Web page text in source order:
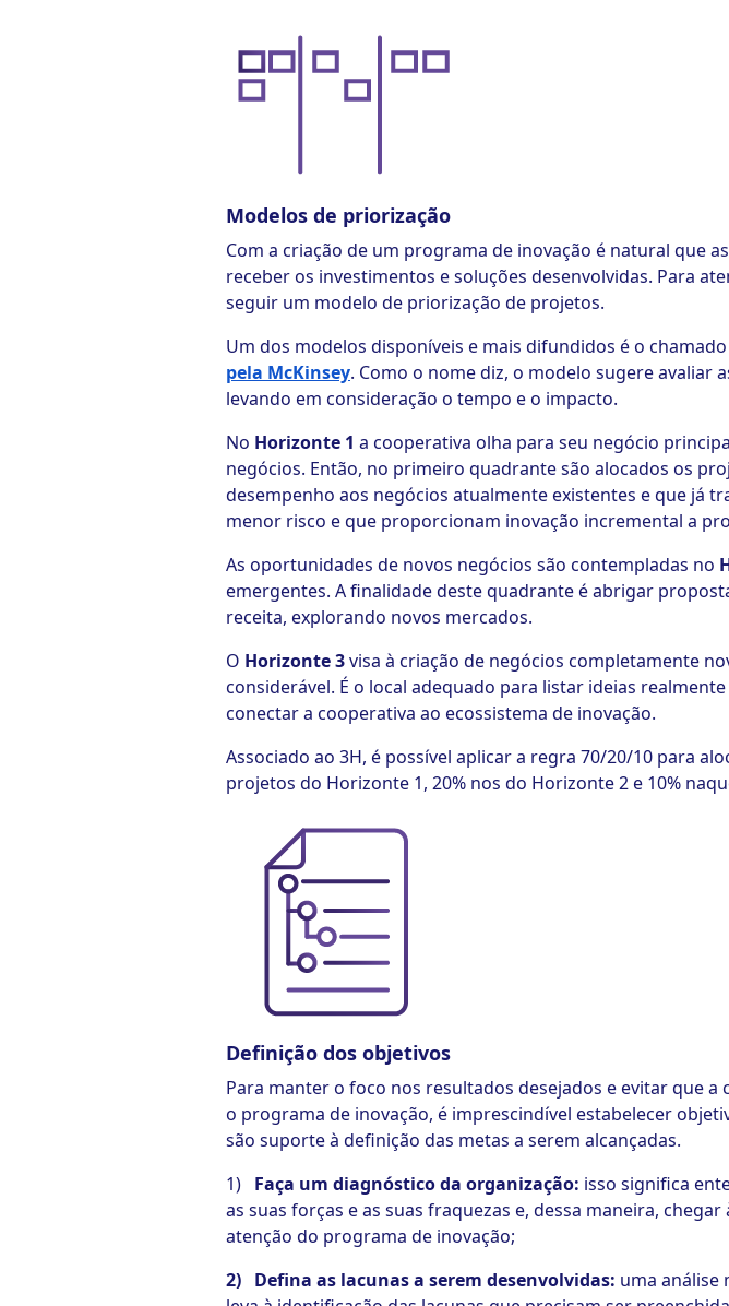
Modelos de priorização
Com a criação de um programa de inovação é natural que
receber os investimentos e soluções desenvolvidas. Para
seguir um modelo de priorização de projetos.
Um dos modelos disponíveis e mais difundidos é o chamado
pela McKinsey. Como o nome diz, o modelo sugere
levando em consideração o tempo e o impacto.
No Horizonte 1 a cooperativa olha para seu negócio
negócios. Então, no primeiro quadrante são alocados os
desempenho aos negócios atualmente existentes e que já
menor risco e que proporcionam inovação incremental a
As oportunidades de novos negócios são contempladas no
emergentes. A finalidade deste quadrante é abrigar
receita, explorando novos mercados.
O Horizonte 3visa à criação de negócios completamente
considerável. É o local adequado para listar ideias
conectar a cooperativa ao ecossistema de inovação.
Associado ao 3H, é possível aplicar a regra 70/20/10 para
projetos do Horizonte 1, 20% nos do Horizonte 2 e 10%
Definição dos objetivos
Para manter o foco nos resultados desejados e evitar que
o programa de inovação, é imprescindível estabelecer
são suporte à definição das metas a serem alcançadas.
1) Faça um diagnóstico da organização: isso significa
as suas forças e as suas fraquezas e, dessa maneira,
atenção do programa de inovação;
2) Defina as lacunas a serem desenvolvidas: uma análise